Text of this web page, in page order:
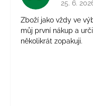
25. 6.
Zboží jako vždy ve
můj první nákup a
několikrát zopakuji.